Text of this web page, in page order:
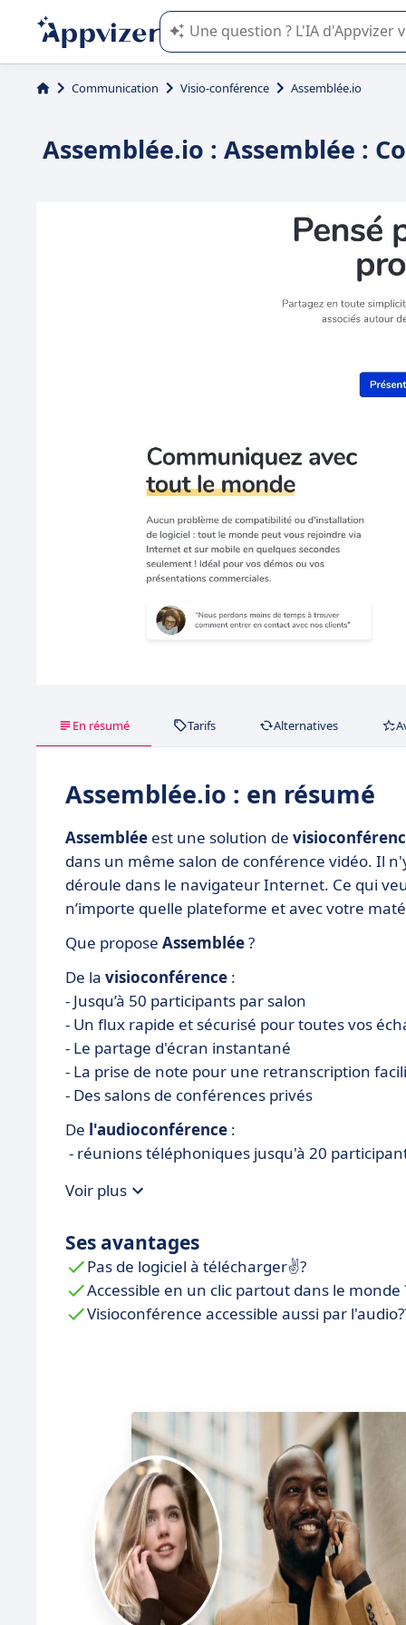
L'IA de Appvizer vous guide dans
Communication Visio-conférence Assemblée.io
Assemblée.io : Assemblée :
En résumé Tarifs Alternatives
Assemblée.io : en résumé
Assemblée est une solution de
dans un même salon de conférence vidéo. Il
déroule dans le navigateur Internet. Ce qui
n’importe quelle plateforme et avec votre
Que propose Assemblée?
De la visioconférence :
- Jusqu’à 50 participants par salon
- Un flux rapide et sécurisé pour toutes vos
- Le partage d'écran instantané
- La prise de note pour une retranscription
- Des salons de conférences privés
De l'audioconférence :
- réunions téléphoniques jusqu'à 20
Voir plus
Ses avantages
Pas de logiciel à télécharger✌?
Accessible en un clic partout dans le monde
Visioconférence accessible aussi par